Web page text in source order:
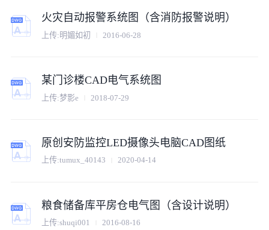
火灾自动报警系统图（含消防报警说明）
上传:明媚如初 2016-06-28
某门诊楼CAD电气系统图
上传:梦影e 2018-07-29
原创安防监控LED摄像头电脑CAD图纸
上传:tumux_40143 2020-04-14
粮食储备库平房仓电气图（含设计说明）
上传:shuqi001 2016-08-16